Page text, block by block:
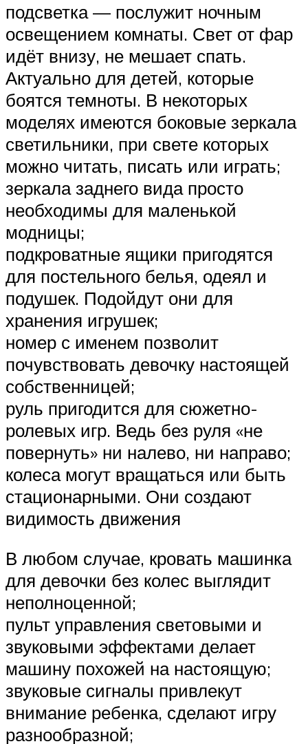
подсветка — послужит ночным
освещением комнаты. Свет от фар
идёт внизу, не мешает спать.
Актуально для детей, которые
боятся темноты. В некоторых
моделях имеются боковые зеркала
светильники, при свете которых
можно читать, писать или играть;
зеркала заднего вида просто
необходимы для маленькой
модницы;
подкроватные ящики пригодятся
для постельного белья, одеял и
подушек. Подойдут они для
хранения игрушек;
номер с именем позволит
почувствовать девочку настоящей
собственницей;
руль пригодится для сюжетно-
ролевых игр. Ведь без руля «не
повернуть» ни налево, ни направо;
колеса могут вращаться или быть
стационарными. Они создают
видимость движения
В любом случае, кровать машинка
для девочки без колес выглядит
неполноценной;
пульт управления световыми и
звуковыми эффектами делает
машину похожей на настоящую;
звуковые сигналы привлекут
внимание ребенка, сделают игру
разнообразной;